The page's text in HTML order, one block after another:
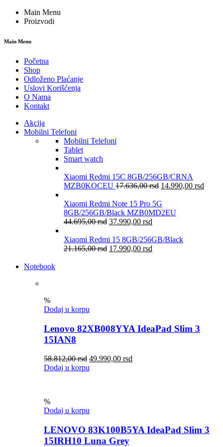
Main Menu
Proizvodi
Main Menu
Početna
Shop
Odloženo Plaćanje
Uslovi Korišćenja
O Nama
Kontakt
Akcija
Mobilni Telefoni
Mobilni Telefoni
Tablet
Smart watch
Xiaomi Redmi 15C 8GB/256GB/CRNA
MZB0KOCEU 17.636,00rsd 14.990,00 rsd
Xiaomi Redmi Note 15 Pro 5G
8GB/256GB/Black MZB0MD2EU
44.695,00rsd 37.990,00 rsd
Xiaomi Redmi 15 8GB/256GB/Black
21.165,00rsd 17.990,00 rsd
Notebook
%
Dodaj u korpu
Lenovo 82XB008YYA IdeaPad Slim 3
15IAN8
58.812,00rsd 49.990,00 rsd
Dodaj u korpu
%
Dodaj u korpu
LENOVO 83K100B5YA IdeaPad Slim 3
15IRH10 Luna Grey